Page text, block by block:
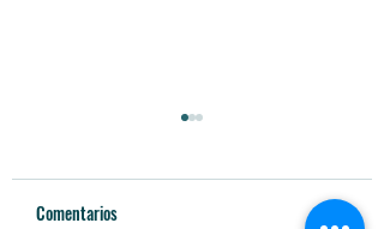
Comentarios